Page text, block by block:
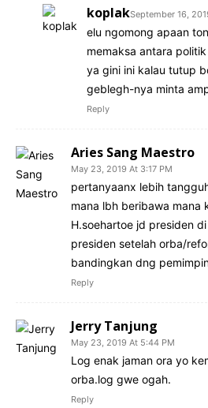
koplakSeptember 16,
elu ngomong apaan
memaksa antara
ya gini ini kalau tutup
geblegh-nya minta
Reply
Aries Sang Maestro
May 23, 2019 At 3:17 PM
pertanyaanx lebih
mana lbh beribawa mana
H.soehartoe jd presiden
presiden setelah orba/
bandingkan dng
Reply
Jerry Tanjung
May 23, 2019 At 5:44 PM
Log enak jaman ora yo
orba.log gwe ogah.
Reply